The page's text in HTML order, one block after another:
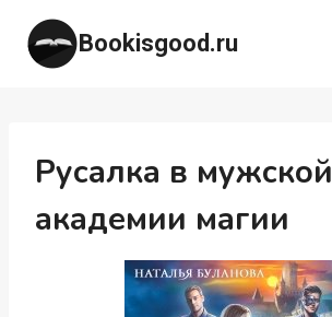
Перейти
содержимому
Bookisgood.ru
Русалка в мужской
академии магии